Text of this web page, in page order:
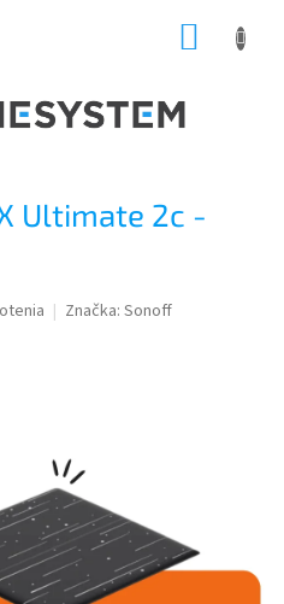
Ultimate 2c -
Značka: Sonoff